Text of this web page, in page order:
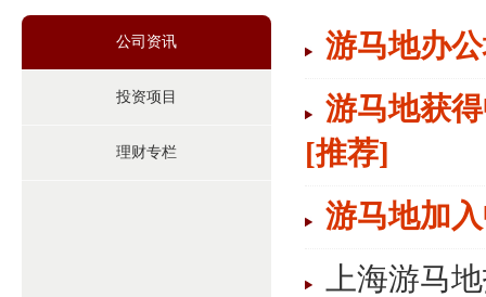
公司资讯
投资项目
理财专栏
游马地办
游马地获
[推荐]
游马地加
上海游马